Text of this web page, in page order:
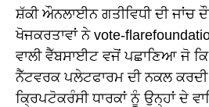
ਸ਼ੱਕੀ ਔਨਲਾਈਨ ਗਤੀਵਿਧੀ ਦੀ ਜਾਂਚ
ਖੋਜਕਰਤਾਵਾਂ ਨੇ vote-
ਵਾਲੀ ਵੈੱਬਸਾਈਟ ਵਜੋਂ ਪਛਾਣਿਆ ਜੋ
ਨੈੱਟਵਰਕ ਪਲੇਟਫਾਰਮ ਦੀ ਨਕਲ
ਕ੍ਰਿਪਟੋਕਰੰਸੀ ਧਾਰਕਾਂ ਨੂੰ ਉਨ੍ਹਾਂ ਦੇ